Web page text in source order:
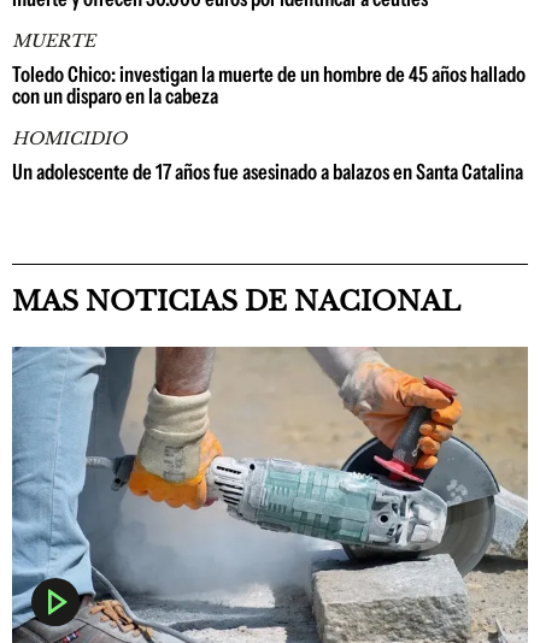
MUERTE
Toledo Chico: investigan la muerte de un hombre de 45 años hallado
con un disparo en la cabeza
HOMICIDIO
Un adolescente de 17 años fue asesinado a balazos en Santa Catalina
MAS NOTICIAS DE NACIONAL